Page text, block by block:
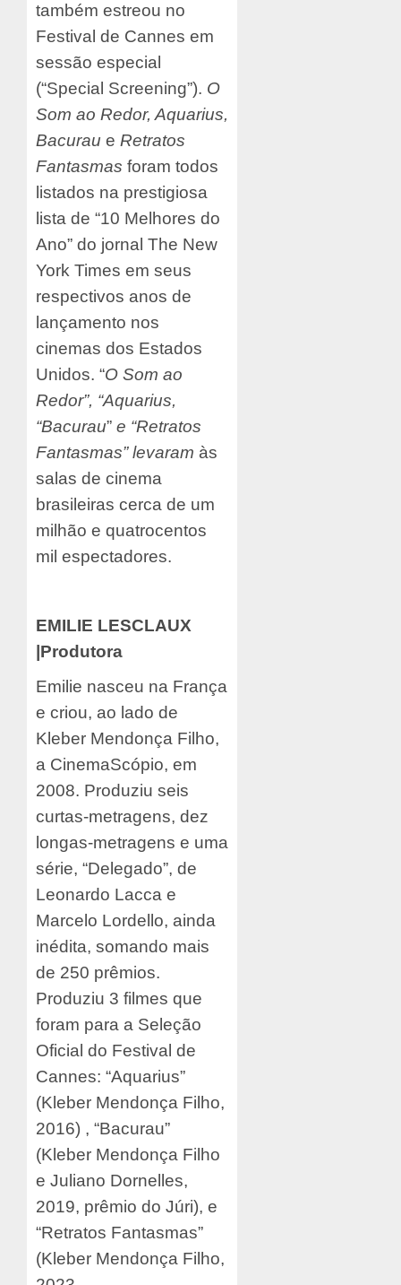
também estreou no
Festival de Cannes em
sessão especial
(“Special Screening”). O
Som ao Redor, Aquarius,
Bacurau e Retratos
Fantasmas foram todos
listados na prestigiosa
lista de “10 Melhores do
Ano” do jornal The New
York Times em seus
respectivos anos de
lançamento nos
cinemas dos Estados
Unidos. “O Som ao
Redor”, “Aquarius,
“Bacurau” e “Retratos
Fantasmas” levaram às
salas de cinema
brasileiras cerca de um
milhão e quatrocentos
mil espectadores.
EMILIE LESCLAUX
|Produtora
Emilie nasceu na França
e criou, ao lado de
Kleber Mendonça Filho,
a CinemaScópio, em
2008. Produziu seis
curtas-metragens, dez
longas-metragens e uma
série, “Delegado”, de
Leonardo Lacca e
Marcelo Lordello, ainda
inédita, somando mais
de 250 prêmios.
Produziu 3 filmes que
foram para a Seleção
Oficial do Festival de
Cannes: “Aquarius”
(Kleber Mendonça Filho,
2016) , “Bacurau”
(Kleber Mendonça Filho
e Juliano Dornelles,
2019, prêmio do Júri), e
“Retratos Fantasmas”
(Kleber Mendonça Filho,